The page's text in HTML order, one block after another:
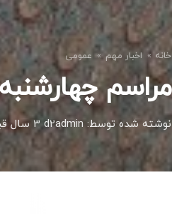
خانه اخبار مهم عمومی
مراسم
نوشته شده توسط: d2admin 3 سال قبل